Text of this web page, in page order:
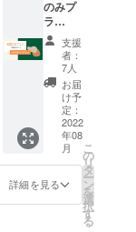
のリ
ターン
です。
※雑誌は
付いて
おりま
せん。
内容 ・
選べる
宿泊割
引券or
サービ
ス券 １
のみプ
ラ
ン！】
Folte.か
ら、お
礼の気
持ちを
込めた
メール
を送ら
せてい
ただき
ます。
活動の
応援だ
支援
者：
7人
お届
け予
定：
2022
年08
月
詳細を見る
こ
の
リ
タ
ー
ン
を
選
択
す
る